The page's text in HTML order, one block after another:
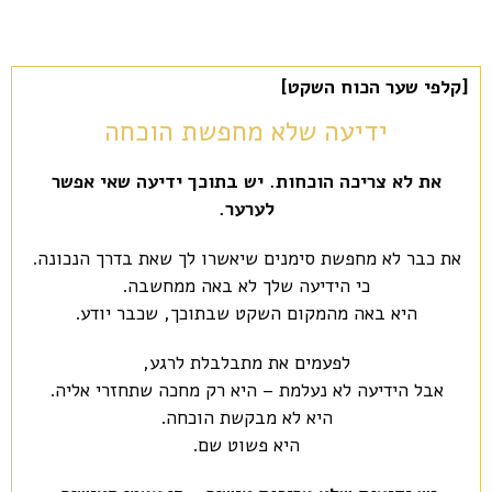
[קלפי שער הכוח השקט]
ידיעה שלא מחפשת הוכחה
את לא צריכה הוכחות. יש בתוכך ידיעה שאי אפשר
לערער.
את כבר לא מחפשת סימנים שיאשרו לך שאת בדרך הנכונה.
כי הידיעה שלך לא באה ממחשבה.
היא באה מהמקום השקט שבתוכך, שכבר יודע.
לפעמים את מתבלבלת לרגע,
אבל הידיעה לא נעלמת – היא רק מחכה שתחזרי אליה.
היא לא מבקשת הוכחה.
היא פשוט שם.